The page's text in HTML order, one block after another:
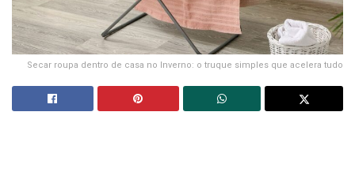
Secar roupa dentro de casa no Inverno: o truque simples que acelera tudo